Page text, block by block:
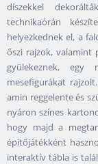
díszekkel
technikaórán
helyezkednek el, a
őszi rajzok, valamint
gyülekeznek,
mesefigurákat
amin reggelente és
nyáron színes
hogy majd a
építőjátékként
interaktív tábla is